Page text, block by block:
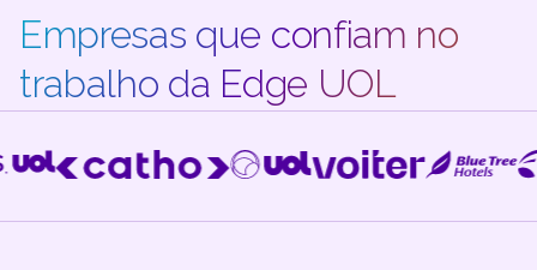
Empresas que confiam no
trabalho da Edge UOL